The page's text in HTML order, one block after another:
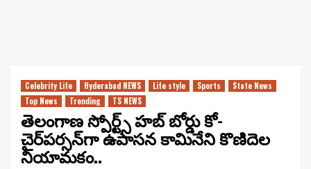
Celebrity Life Hyderabad NEWS Life style Sports
State News
Top News
Trending TS NEWS
తెలంగాణ స్పోర్ట్స్ హబ్ బోర్డు కో-
చైర్‌పర్సన్‌గా ఉపాసన కామినేని కొణిదెల
నియామకం..